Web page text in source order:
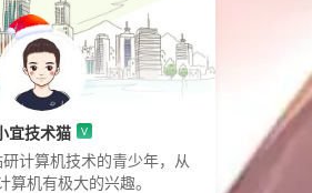
宜技术猫 V
计算机技术的青少年，从
算机有极大的兴趣。